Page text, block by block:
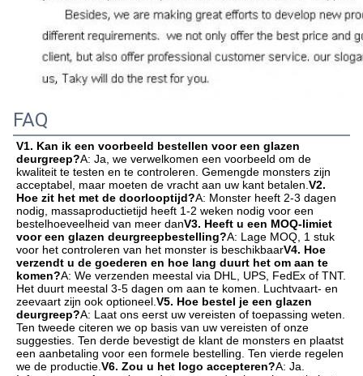
FAQ
V1. Kan ik een voorbeeld bestellen voor een glazen
deurgreep?A: Ja, we verwelkomen een voorbeeld om de
kwaliteit te testen en te controleren. Gemengde monsters zijn
acceptabel, maar moeten de vracht aan uw kant betalen. V2.
Hoe zit het met de doorlooptijd?A: Monster heeft 2-3 dagen
nodig, massaproductietijd heeft 1-2 weken nodig voor een
bestelhoeveelheid van meer danV3. Heeft u een MOQ-limiet
voor een glazen deurgreepbestelling?A: Lage MOQ, 1 stuk
voor het controleren van het monster is beschikbaarV4. Hoe
verzendt u de goederen en hoe lang duurt het om aan te
komen?A: We verzenden meestal via DHL, UPS, FedEx of TNT.
Het duurt meestal 3-5 dagen om aan te komen. Luchtvaart- en
zeevaart zijn ook optioneel. V5. Hoe bestel je een glazen
deurgreep?A: Laat ons eerst uw vereisten of toepassing weten.
Ten tweede citeren we op basis van uw vereisten of onze
suggesties. Ten derde bevestigt de klant de monsters en plaatst
een aanbetaling voor een formele bestelling. Ten vierde regelen
we de productie. V6. Zou u het logo accepteren?A: Ja.